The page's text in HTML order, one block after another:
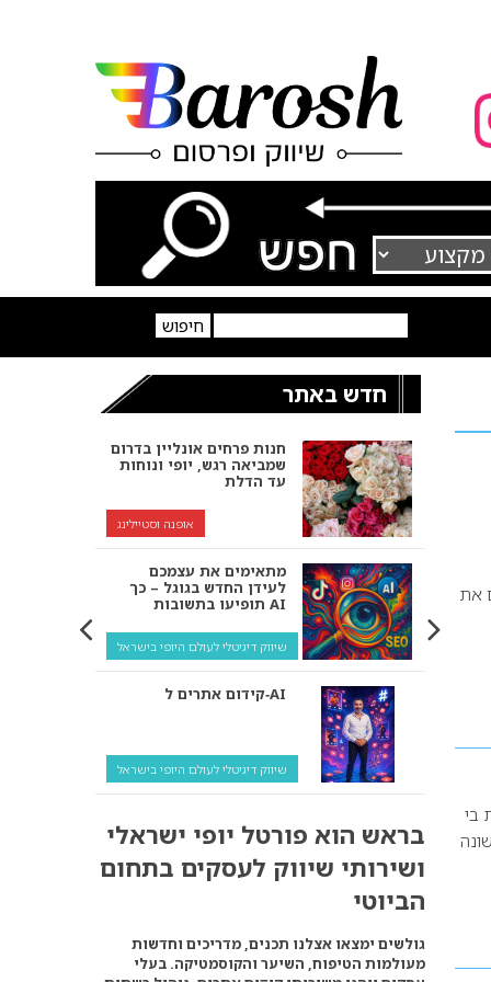
את
בי
חדש באתר
חנות פרחים אונליין בדרום
שמביאה רגש, יופי ונוחות
עד הדלת
אופנה וסטיילינג
מתאימים את עצמכם
לעידן החדש בגוגל – כך
תופיעו בתשובות AI
שיווק דיגיטלי לעולם היופי בישראל
קידום אתרים ל‑AI
שיווק דיגיטלי לעולם היופי בישראל
ולמה העסק שלך צריך
להתאים את עצמו אליהם?
קידום ל‑AI לעומת קידום
רגיל: איפה הכסף נמצא
באמת?
בראש הוא פורטל יופי ישראלי
ושירותי שיווק לעסקים בתחום
הביוטי
גולשים ימצאו אצלנו תכנים, מדריכים וחדשות
מעולמות הטיפוח, השיער והקוסמטיקה. בעלי